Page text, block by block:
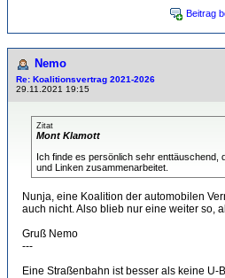
Beitrag
Nemo
Re: Koalitionsvertrag 2021-2026
29.11.2021 19:15
Zitat
Mont Klamott
Ich finde es persönlich sehr enttäuschend,
und Linken zusammenarbeitet.
Nunja, eine Koalition der automobilen
auch nicht. Also blieb nur eine weiter so,
Gruß Nemo
---
Eine Straßenbahn ist besser als keine U-